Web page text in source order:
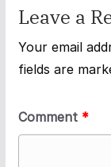
Leave a
Your email
fields are
Comment *